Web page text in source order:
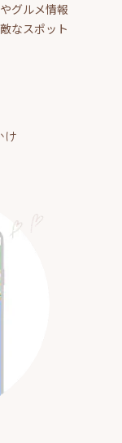
グルメ情報
なスポット
け